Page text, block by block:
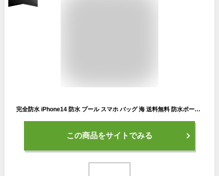
完全防水 iPhone14 防水 プール スマホ バッグ 海 送料無料 防水ポーチ 小物入れかわいい 防水ケース 3way ショルダー ウエストバッグ 雨の日 android 防水カバー 大容量 ビニール 斜め掛け 防滴 スマートフォン ビーチポーチ 小物入れ スケルトン キャンプ 防水バッグ
この商品をサイトでみる